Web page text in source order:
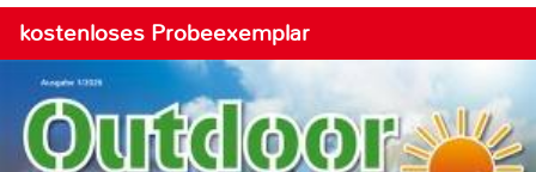
kostenloses Probeexemplar